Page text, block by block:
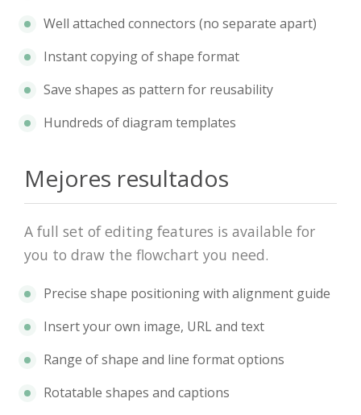
Well attached connectors (no separate apart)
Instant copying of shape format
Save shapes as pattern for reusability
Hundreds of diagram templates
Mejores resultados
A full set of editing features is available for
you to draw the flowchart you need.
Precise shape positioning with alignment guide
Insert your own image, URL and text
Range of shape and line format options
Rotatable shapes and captions